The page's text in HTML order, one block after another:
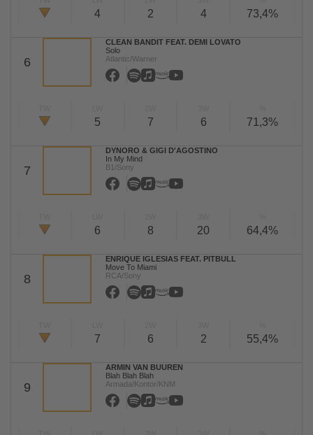
4 2 4 73,4%
6
CLEAN BANDIT FEAT. DEMI LOVATO
Solo
Atlantic/Warner
5 7 6 71,3%
7
DYNORO & GIGI D'AGOSTINO
In My Mind
B1/Sony
6 8 20 64,4%
8
ENRIQUE IGLESIAS FEAT. PITBULL
Move To Miami
RCA/Sony
7 6 2 55,4%
9
ARMIN VAN BUUREN
Blah Blah Blah
Armada/Kontor/KNM